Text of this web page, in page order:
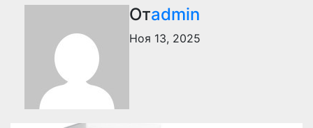
Отadmin
Ноя 13, 2025